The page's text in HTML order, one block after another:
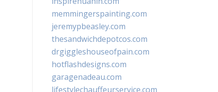
memmingerspainting.com
jeremypbeasley.com
thesandwichdepotcos.com
drgiggleshouseofpain.com
hotflashdesigns.com
garagenadeau.com
lifestylechauffeurservice.com